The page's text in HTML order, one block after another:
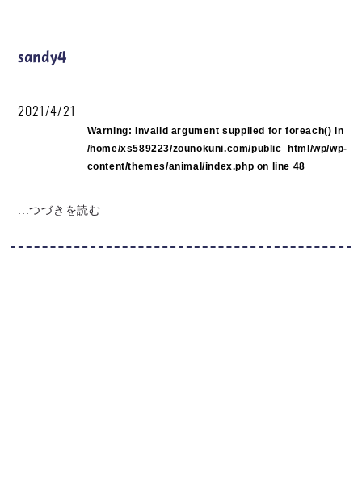
sandy4
2021/4/21
Warning: Invalid argument supplied for foreach() in
/home/xs589223/zounokuni.com/public_html/wp/wp-
content/themes/animal/index.php on line 48
...つづきを読む